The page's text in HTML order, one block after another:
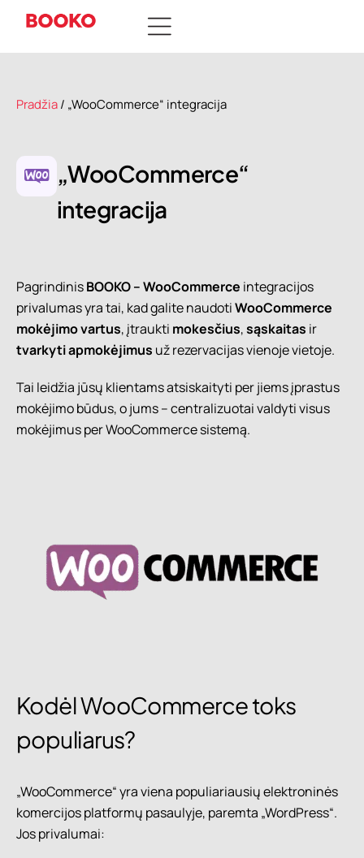
Pradžia/ „WooCommerce“ integracija
„WooCommerce“
integracija
PagrindinisBOOKO – WooCommerce integracijos
privalumas yra tai, kad galite naudotiWooCommerce
mokėjimo vartus, įtraukti mokesčius,sąskaitas ir
tvarkyti apmokėjimus už rezervacijas vienoje vietoje.
Tai leidžia jūsų klientams atsiskaityti per jiems įprastus
mokėjimo būdus, o jums – centralizuotai valdyti visus
mokėjimus per WooCommerce sistemą.
Kodėl WooCommerce toks
populiarus?
„WooCommerce“ yra viena populiariausių elektroninės
komercijos platformų pasaulyje, paremta „WordPress“.
Jos privalumai: